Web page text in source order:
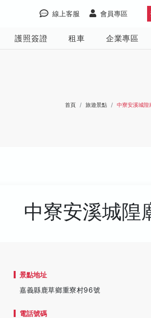
會員專區
線上客服
護照簽證 租車 企業專區
首頁 旅遊景點 中寮安溪城隍
中寮安溪城隍
景點地址
嘉義縣鹿草鄉重寮村96號
電話號碼